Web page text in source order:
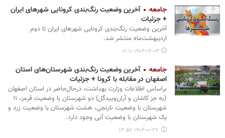
جامعه
آخرین وضعیت رنگ‌بندی کرونایی شهرهای ایران
+ جزئیات
آخرین وضعیت رنگ‌بندی کرونایی شهرهای ایران تا دوم
اردیبهشت‌ماه منتشر شد.
۱۴۰۲-۰۲-۰۴ ۰۶:۱۰
جامعه
آخرین وضعیت رنگ‌بندی شهرستان‌های استان
اصفهان در مقابله با کرونا + جزئیات
براساس اطلاعات وزارت بهداشت، درحال‌حاضر در استان اصفهان
(به جز کاشان و آران‌وبیدگل) دو شهرستان با وضعیت قرمز، ۱۱
شهرستان با وضعیت نارنجی، هشت شهرستان با وضعیت زرد و
یک شهرستان با وضعیت آبی وجود دارد.
۱۴۰۲-۰۱-۲۷ ۱۳:۵۷